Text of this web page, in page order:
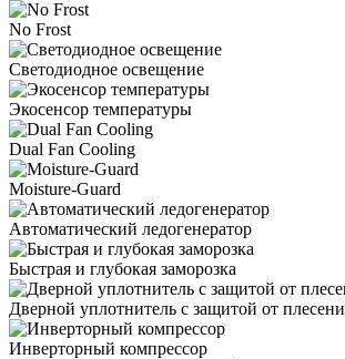
No Frost
Светодиодное освещение
Экосенсор температуры
Dual Fan Cooling
Moisture-Guard
Автоматический ледогенератор
Быстрая и глубокая заморозка
Дверной уплотнитель с защитой от плесени
Инверторный компрессор